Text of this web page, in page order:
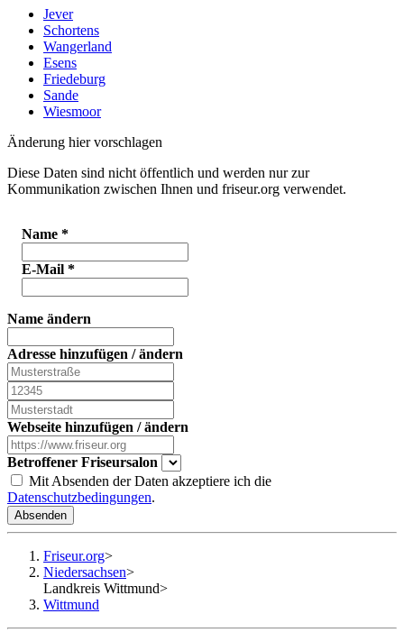
Jever
Schortens
Wangerland
Esens
Friedeburg
Sande
Wiesmoor
Änderung hier vorschlagen
Diese Daten sind nicht öffentlich und werden nur zur
Kommunikation zwischen Ihnen und friseur.org verwendet.
Name *
E-Mail *
Name ändern
Adresse hinzufügen / ändern
Webseite hinzufügen / ändern
Betroffener Friseursalon
Mit Absenden der Daten akzeptiere ich die
Datenschutzbedingungen.
Absenden
Friseur.org>
Niedersachsen>
Landkreis Wittmund>
Wittmund